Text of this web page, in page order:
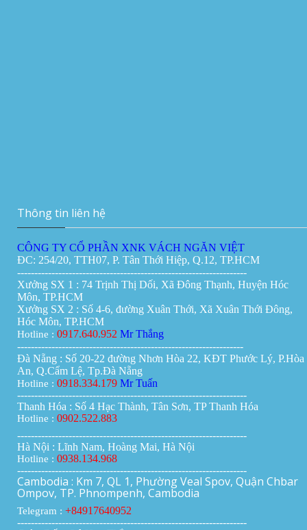
Thông tin liên hệ
CÔNG TY CỔ PHẦN XNK VÁCH NGĂN VIỆT
ĐC: 254/20, TTH07, P. Tân Thới Hiệp, Q.12, TP.HCM
-------------------------------------------------------------------
Xưởng SX 1 : 74 Trịnh Thị Dối, Xã Đông Thạnh, Huyện Hóc
Môn, TP.HCM
Xưởng SX 2 : Số 4-6, đường Xuân Thới, Xã Xuân Thới Đông,
Hóc Môn, TP.HCM
Hotline : 0917.640.952 Mr Thắng
------------------------------------------------------------------
Đà Nẵng : Số 20-22 đường Nhơn Hòa 22, KĐT Phước Lý, P.Hòa
An, Q.Cẩm Lệ, Tp.Đà Nẵng
Hotline : 0918.334.179 Mr Tuấn
-------------------------------------------------------------------
Thanh Hóa : Số 4 Hạc Thành, Tân Sơn, TP Thanh Hóa
Hotline : 0902.522.883
-------------------------------------------------------------------
Hà Nội : Lĩnh Nam, Hoàng Mai, Hà Nội
Hotline : 0938.134.968
-------------------------------------------------------------------
Cambodia : Km 7, QL 1, Phường Veal Spov, Quận Chbar
Ompov, TP. Phnompenh, Cambodia
Telegram : +84917640952
-------------------------------------------------------------------